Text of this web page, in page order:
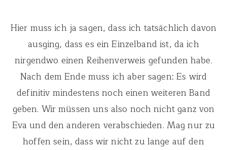
Hier muss ich ja sagen, dass ich tatsächlich davon
ausging, dass es ein Einzelband ist, da ich
nirgendwo einen Reihenverweis gefunden habe.
Nach dem Ende muss ich aber sagen: Es wird
definitiv mindestens noch einen weiteren Band
geben. Wir müssen uns also noch nicht ganz von
Eva und den anderen verabschieden. Mag nur zu
hoffen sein, dass wir nicht zu lange auf den